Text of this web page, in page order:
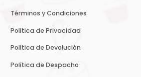
Términos y Condiciones
Política de Privacidad
Política de Devolución
Política de Despacho